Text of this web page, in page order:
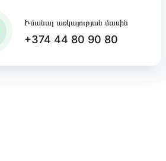
Իմանալ առկայության մասին
+374 44 80 90 80